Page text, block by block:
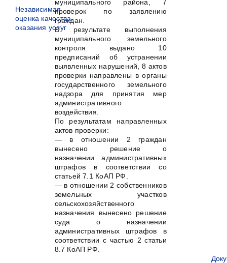
муниципального района, 7
проверок по заявлению
граждан.
В результате выполнения
муниципального земельного
контроля выдано 10
предписаний об устранении
выявленных нарушений, 8 актов
проверки направлены в органы
государственного земельного
надзора для принятия мер
административного
воздействия.
По результатам направленных
актов проверки:
— в отношении 2 граждан
вынесено решение о
назначении административных
штрафов в соответствии со
статьей 7.1 КоАП РФ.
— в отношении 2 собственников
земельных участков
сельскохозяйственного
назначения вынесено решение
суда о назначении
административных штрафов в
соответствии с частью 2 статьи
8.7 КоАП РФ.
Независимая
оценка качества
оказания услуг